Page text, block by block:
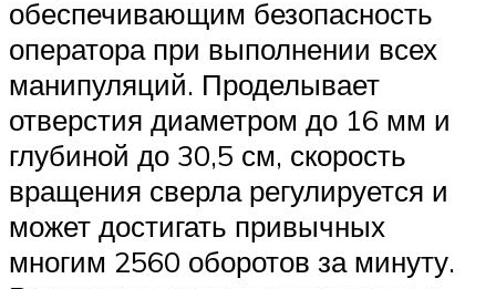
обеспечивающим безопасность
оператора при выполнении всех
манипуляций. Проделывает
отверстия диаметром до 16 мм и
глубиной до 30,5 см, скорость
вращения сверла регулируется и
может достигать привычных
многим 2560 оборотов за минуту.